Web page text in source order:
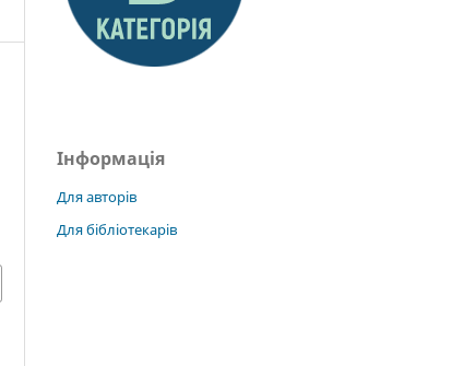
Інформація
Для авторів
Для бібліотекарів